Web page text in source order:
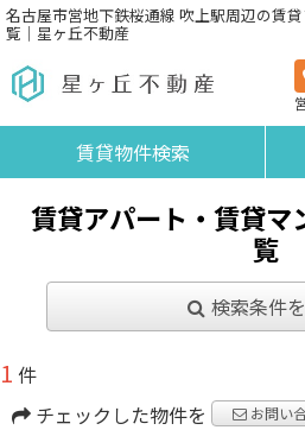
名古屋市営地下鉄桜通線 吹上駅周辺の賃
覧｜星ヶ丘不動産
賃貸物件検索
賃貸アパート・賃貸マ
覧
検索条件
1 件
チェックした物件を
お問い